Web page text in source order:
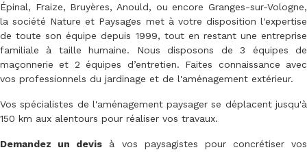
Épinal, Fraize, Bruyères, Anould, ou encore Granges-sur-Vologne,
la société Nature et Paysages met à votre disposition l'expertise
de toute son équipe depuis 1999, tout en restant une entreprise
familiale à taille humaine. Nous disposons de 3 équipes de
maçonnerie et 2 équipes d’entretien. Faites connaissance avec
vos professionnels du jardinage et de l'aménagement extérieur.
Vos spécialistes de l'aménagement paysager se déplacent jusqu'à
150 km aux alentours pour réaliser vos travaux.
Demandez un devis à vos paysagistes pour concrétiser vos